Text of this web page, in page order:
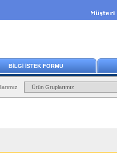
BİLGİ İSTEK FORMU